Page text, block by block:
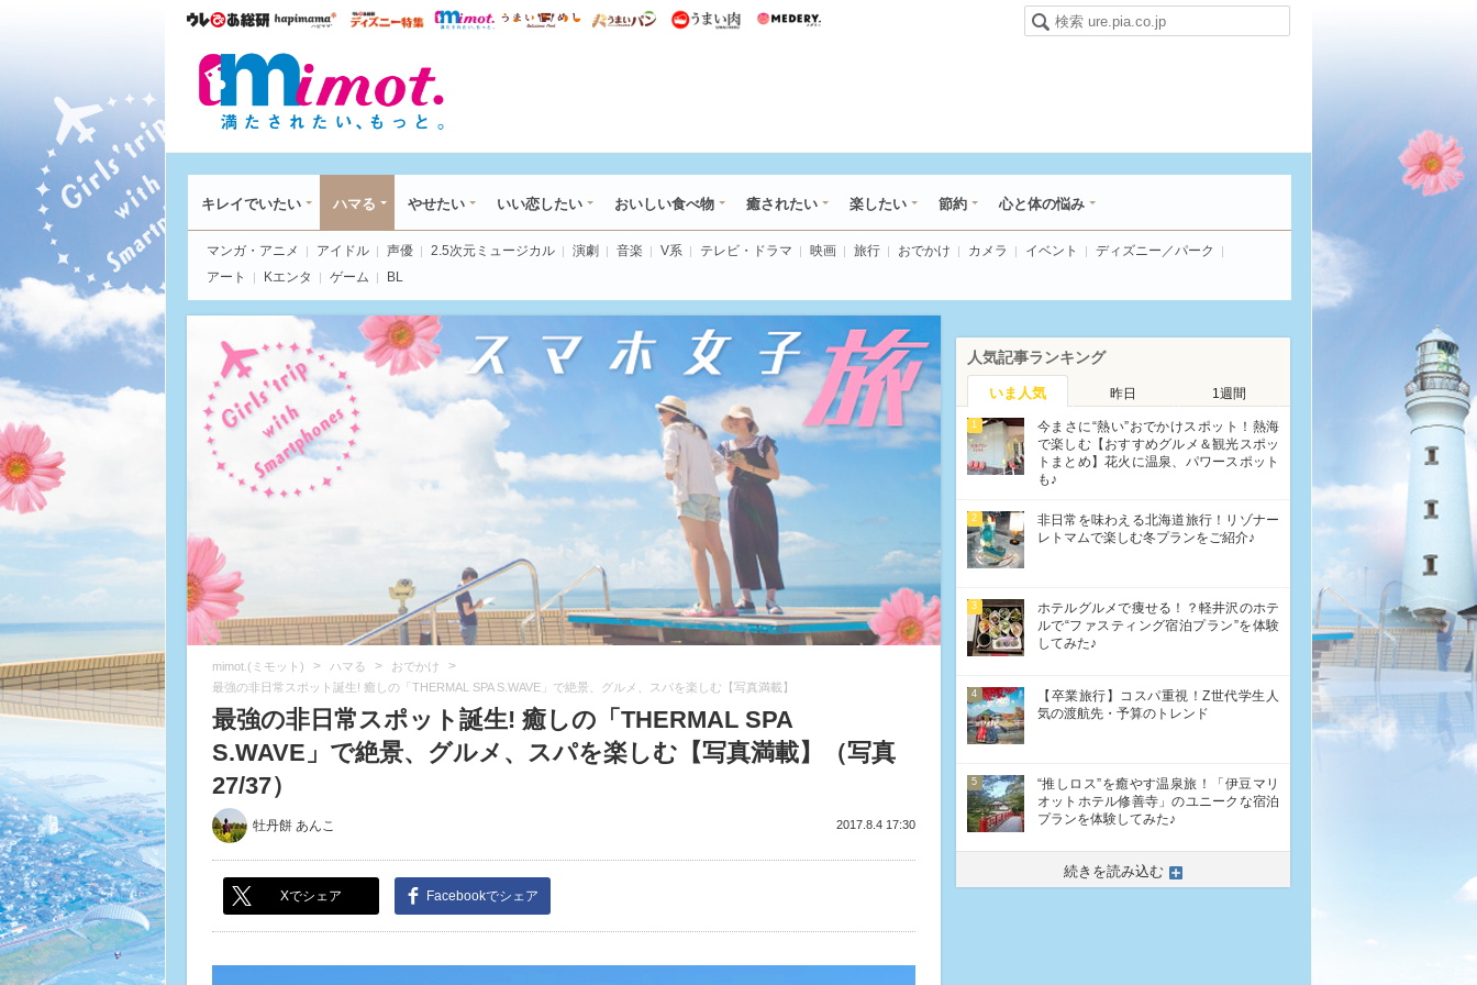
ウレぴあ総研ハピママ* ウレぴあ総研 ディズニー特集
mimot. うまいめし うまいパン うまい肉
キレイでいたい ハマる やせたい いい恋したい おいしい食べ物 癒されたい 楽したい 節約 心と体の悩み
マンガ・アニメ アイドル 声優 2.5次元ミュージカル 演劇 音楽 V系 テレビ・ドラマ 映画 旅行 おでかけ カメラ イベント
ディズニー／パーク
アート
Kエンタ ゲーム BL
mimot.(ミモット) > ハマる > おでかけ >
最強の非日常スポット誕生! 癒しの「THERMAL SPA S.WAVE」で絶景、グルメ、スパを楽しむ【写真満載】
最強の非日常スポット誕生! 癒しの「THERMAL SPA
S.WAVE」で絶景、グルメ、スパを楽しむ【写真満載】（写真
27/37）
牡丹餅 あんこ 2017.8.4 17:30
Xでシェア Facebookでシェア
人気記事ランキング
いま人気 昨日 1週間
1
今まさに“熱い”おでかけスポット！熱海
で楽しむ【おすすめグルメ＆観光スポッ
トまとめ】花火に温泉、パワースポット
も♪
2
非日常を味わえる北海道旅行！リゾナー
レトマムで楽しむ冬プランをご紹介♪
3
ホテルグルメで痩せる！？軽井沢のホテ
ルで“ファスティング宿泊プラン”を体験
してみた♪
4
【卒業旅行】コスパ重視！Z世代学生人
気の渡航先・予算のトレンド
5
“推しロス”を癒やす温泉旅！「伊豆マリ
オットホテル修善寺」のユニークな宿泊
プランを体験してみた♪
続きを読み込む